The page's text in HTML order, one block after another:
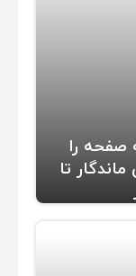
صفحه را
تا